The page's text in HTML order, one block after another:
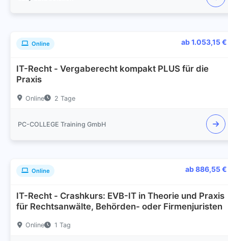
Online ab 1.053,15 €
IT-Recht - Vergaberecht kompakt PLUS für die
Praxis
Online 2 Tage
PC-COLLEGE Training GmbH
Online ab 886,55 €
IT-Recht - Crashkurs: EVB-IT in Theorie und Praxis
für Rechtsanwälte, Behörden- oder Firmenjuristen
Online 1 Tag